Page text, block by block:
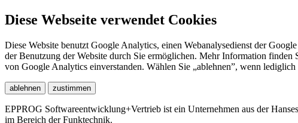
Diese Webseite verwendet Cookies
Diese Website benutzt Google Analytics, einen Webanalysedienst der
der Benutzung der Website durch Sie ermöglichen. Mehr Information finden
von Google Analytics einverstanden. Wählen Sie „ablehnen”, wenn
EPPROG Softwareentwicklung+Vertrieb ist ein Unternehmen aus der
im Bereich der Funktechnik.